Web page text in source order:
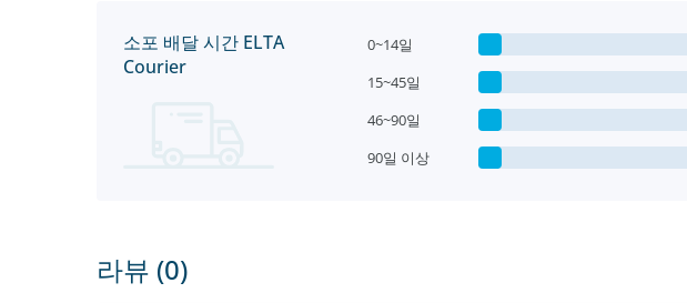
소포 배달 시간 ELTA
Courier
0~14일
15~45일
46~90일
90일 이상
라뷰 (0)